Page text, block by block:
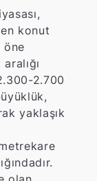
konut
öne
2.700
yaklaşık